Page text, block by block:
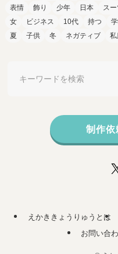
表情
飾り 少年 日本 ス
女
ビジネス 10代 持つ
夏
子供 冬 ネガティブ 私
制作依
X
えかききょうりゅうとは
お問い合